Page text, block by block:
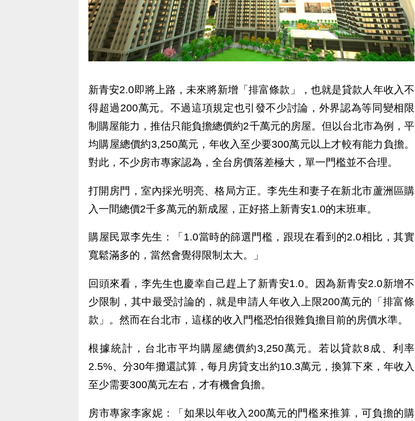
新青安2.0即將上路，未來將新增「排富條款」，也就是貸款人年收入不
得超過200萬元。不過這項規定也引發不少討論，外界認為等同變相限
制購屋能力，推估只能負擔總價約2千萬元的房屋。但以台北市為例，平
均購屋總價約3,250萬元，年收入至少要300萬元以上才較有能力負擔。
對此，不少房市專家認為，全台房價落差極大，單一門檻並不合理。
打開房門，室內採光明亮、格局方正。李先生和妻子在新北市蘆洲區購
入一間總價2千多萬元的新成屋，正好搭上新青安1.0的末班車。
購屋民眾李先生：「1.0當時的篩選門檻，跟現在看到的2.0相比，其實
寬鬆滿多的，當然會覺得限制太大。」
回頭來看，李先生也慶幸自己趕上了新青安1.0。因為新青安2.0新增不
少限制，其中最受討論的，就是申請人年收入上限200萬元的「排富條
款」。然而在台北市，這樣的收入門檻恐怕很難負擔目前的房價水準。
根據統計，台北市平均購屋總價約3,250萬元。若以貸款8成、利率
2.5%、分30年攤還試算，每月房貸支出約10.3萬元，換算下來，年收入
至少需要300萬元左右，才有機會負擔。
房市專家李家妮：「如果以年收入200萬元的門檻來推算，可負擔的購